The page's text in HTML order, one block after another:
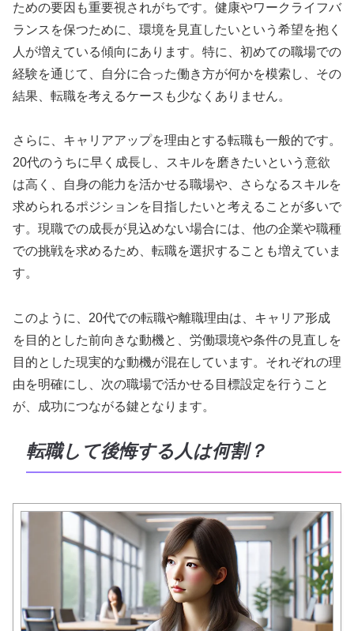
ための要因も重要視されがちです。健康やワークライフバ
ランスを保つために、環境を見直したいという希望を抱く
人が増えている傾向にあります。特に、初めての職場での
経験を通じて、自分に合った働き方が何かを模索し、その
結果、転職を考えるケースも少なくありません。
さらに、キャリアアップを理由とする転職も一般的です。
20代のうちに早く成長し、スキルを磨きたいという意欲
は高く、自身の能力を活かせる職場や、さらなるスキルを
求められるポジションを目指したいと考えることが多いで
す。現職での成長が見込めない場合には、他の企業や職種
での挑戦を求めるため、転職を選択することも増えていま
す。
このように、20代での転職や離職理由は、キャリア形成
を目的とした前向きな動機と、労働環境や条件の見直しを
目的とした現実的な動機が混在しています。それぞれの理
由を明確にし、次の職場で活かせる目標設定を行うこと
が、成功につながる鍵となります。
転職して後悔する人は何割？